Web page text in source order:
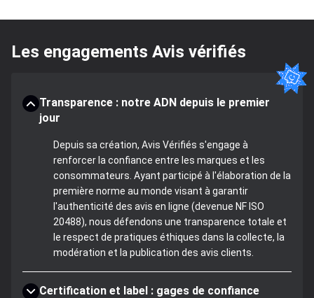
Les engagements Avis vérifiés
Transparence : notre ADN depuis le premier
jour
Depuis sa création, Avis Vérifiés s'engage à
renforcer la confiance entre les marques et les
consommateurs. Ayant participé à l'élaboration de la
première norme au monde visant à garantir
l'authenticité des avis en ligne (devenue NF ISO
20488), nous défendons une transparence totale et
le respect de pratiques éthiques dans la collecte, la
modération et la publication des avis clients.
Certification et label : gages de confiance